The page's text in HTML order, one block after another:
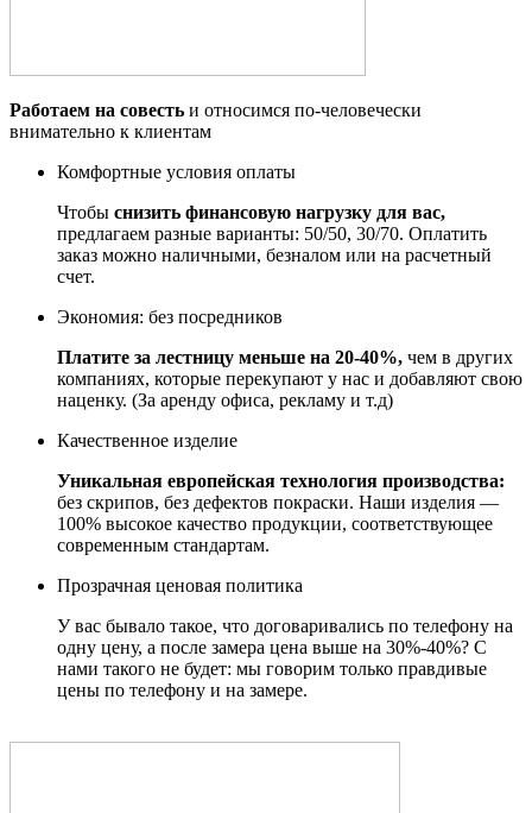
Работаем на совесть и относимся по-человечески
внимательно к клиентам
Комфортные условия оплаты
Чтобы снизить финансовую нагрузку для вас,
предлагаем разные варианты: 50/50, 30/70. Оплатить
заказ можно наличными, безналом или на расчетный
счет.
Экономия: без посредников
Платите за лестницу меньше на 20-40%, чем в других
компаниях, которые перекупают у нас и добавляют свою
наценку. (За аренду офиса, рекламу и т.д)
Качественное изделие
Уникальная европейская технология производства:
без скрипов, без дефектов покраски. Наши изделия —
100% высокое качество продукции, соответствующее
современным стандартам.
Прозрачная ценовая политика
У вас бывало такое, что договаривались по телефону на
одну цену, а после замера цена выше на 30%-40%? С
нами такого не будет: мы говорим только правдивые
цены по телефону и на замере.